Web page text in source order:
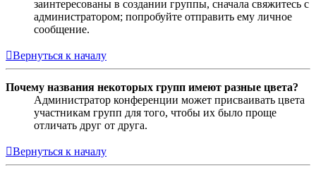
заинтересованы в создании группы, сначала свяжитесь с
администратором; попробуйте отправить ему личное
сообщение.
Вернуться к началу
Почему названия некоторых групп имеют разные цвета?
Администратор конференции может присваивать цвета
участникам групп для того, чтобы их было проще
отличать друг от друга.
Вернуться к началу